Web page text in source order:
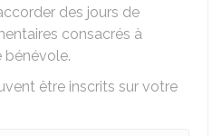
des jours de
consacrés à
bénévole.
être inscrits sur votre